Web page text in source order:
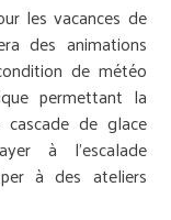
les vacances de
des animations
de météo
permettant la
de glace
à l’escalade
à des ateliers